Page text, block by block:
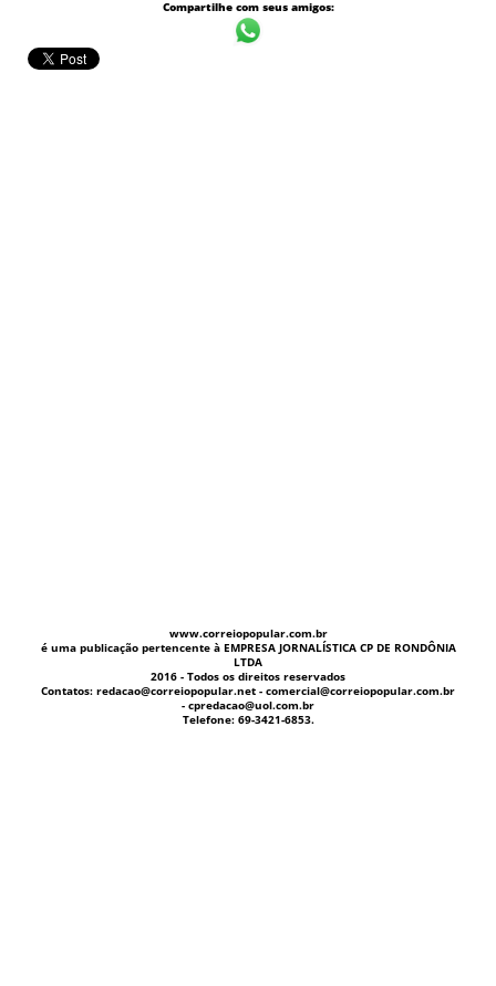
Compartilhe com seus amigos:
www.correiopopular.com.br
é uma publicação pertencente à EMPRESA JORNALÍSTICA CP DE RONDÔNIA
LTDA
2016 - Todos os direitos reservados
Contatos: redacao@correiopopular.net - comercial@correiopopular.com.br
- cpredacao@uol.com.br
Telefone: 69-3421-6853.